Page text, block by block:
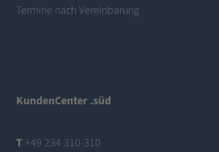
Termine nach Vereinbarung
KundenCenter .süd
T +49 234 310-310